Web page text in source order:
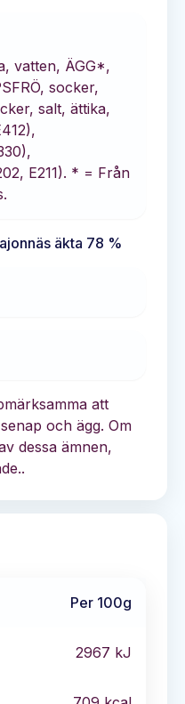
vatten, ÄGG*,
socker,
salt, ättika,
E211). * = Från
äkta 78 %
att
och ägg. Om
dessa ämnen,
Per 100g
2967 kJ